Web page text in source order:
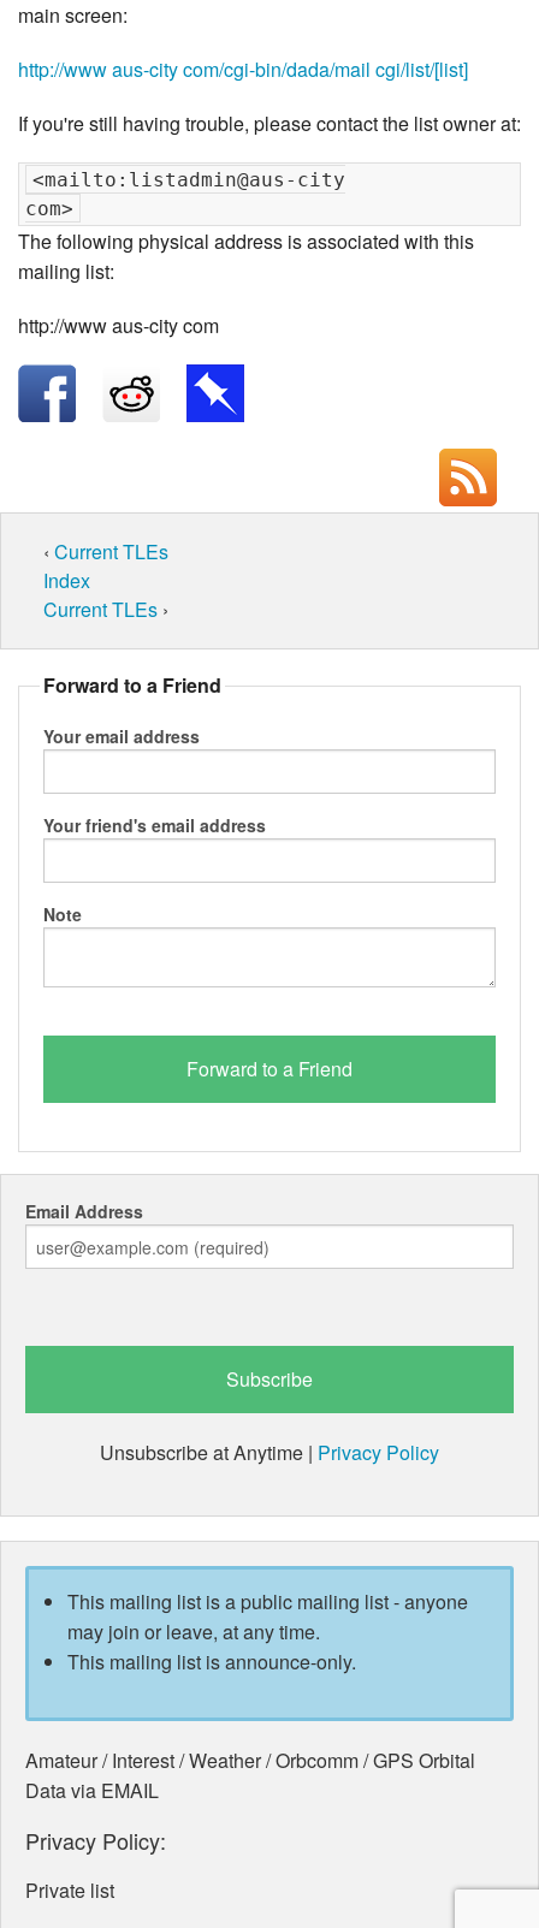
main screen:
http://www aus-city com/cgi-bin/dada/mail cgi/list/[list]
If you're still having trouble, please contact the list owner at:
<mailto:listadmin@aus-city
The following physical address is associated with this
mailing list:
http://www aus-city com
‹ Current TLEs
Index
Current TLEs ›
Forward to a Friend
Your email address
Your friend's email address
Note
Email Address
Unsubscribe at Anytime | Privacy Policy
This mailing list is a public mailing list - anyone
may join or leave, at any time.
This mailing list is announce-only.
Amateur / Interest / Weather / Orbcomm / GPS Orbital
Data via EMAIL
Privacy Policy:
Private list